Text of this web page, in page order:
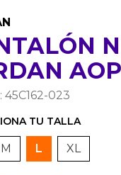
: 45C162-023
M L XL